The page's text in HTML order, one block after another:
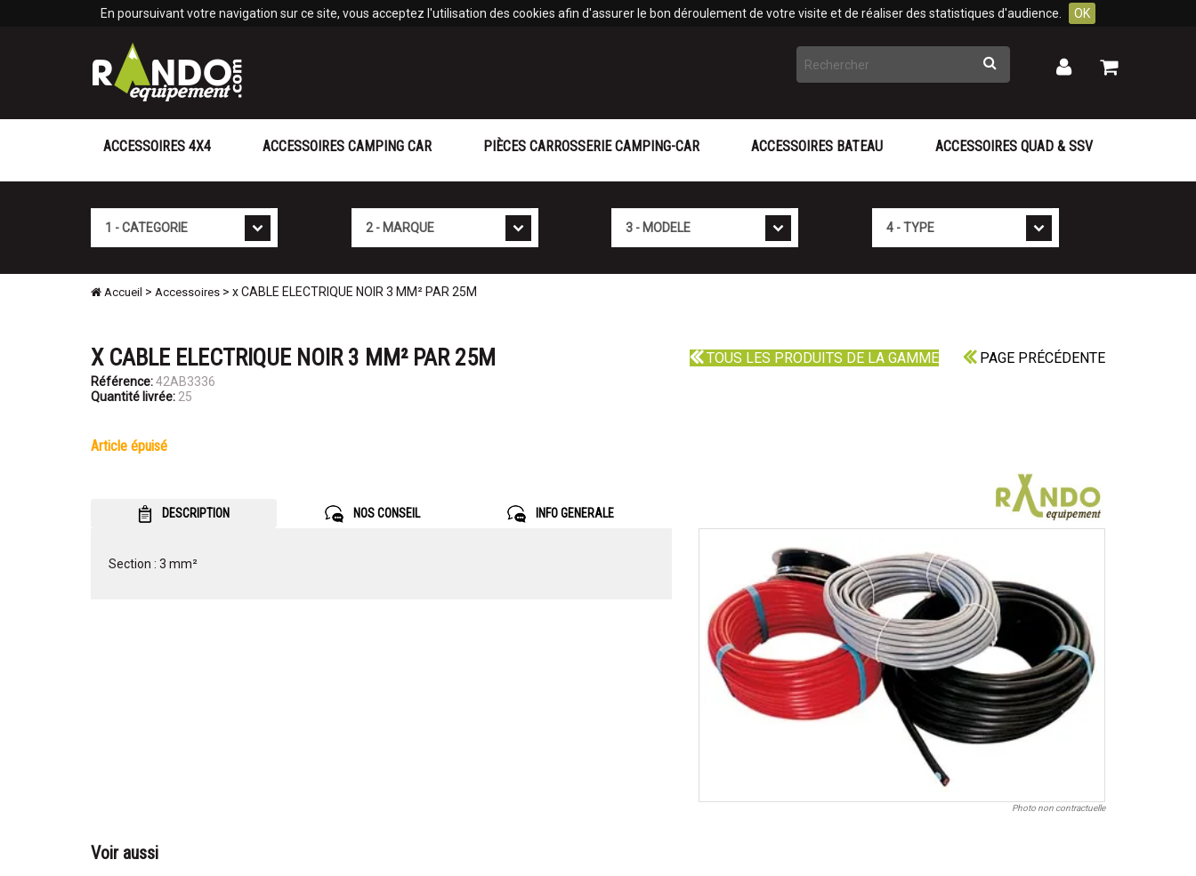
En poursuivant votre navigation sur ce site, vous acceptez l'utilisation des cookies afin d'assurer le bon déroulement de votre visite et de réaliser des statistiques d'audience. OK
Rechercher Mon
Mon
ACCESSOIRES 4X4 ACCESSOIRES CAMPING CAR PIÈCES CARROSSERIE CAMPING-CAR ACCESSOIRES BATEAU ACCESSOIRES QUAD & SSV
Accueil > Accessoires > x CABLE ELECTRIQUE NOIR 3 MM² PAR 25M
TOUS LES PRODUITS DE LA GAMME PAGE PRÉCÉDENTE
X CABLE ELECTRIQUE NOIR 3 MM² PAR 25M
Référence:42AB3336
Quantité livrée: 25
article épuisé
DESCRIPTION NOS CONSEIL INFO GENERALE
Section : 3 mm²
Photo non contractuelle
Voir aussi
Panneau de gestion des cookies